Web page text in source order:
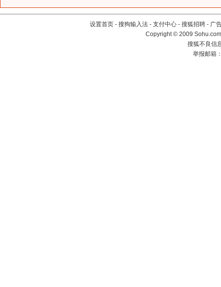
设置首页 - 搜狗输入法 - 支付中心 - 搜狐招聘 - 广
Copyright © 2009
搜狐不良信
举报邮箱